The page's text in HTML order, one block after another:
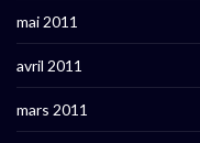
mai 2011
avril 2011
mars 2011